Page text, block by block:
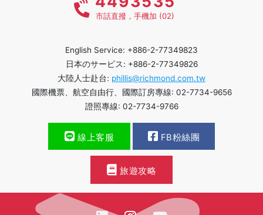
市話直撥，手機加 (02)
English Service: +886-2-77349823
日本のサービス: +886-2-77349826
大陸人士赴台: phillis@richmond.com.tw
國際機票、航空自由行、國際訂房專線: 02-7734-9656
證照專線: 02-7734-9766
線上客服 FB粉絲團
旅遊攻略